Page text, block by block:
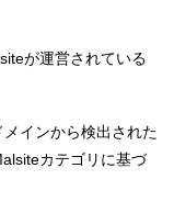
が運営されている
インから検出された
カテゴリに基づ